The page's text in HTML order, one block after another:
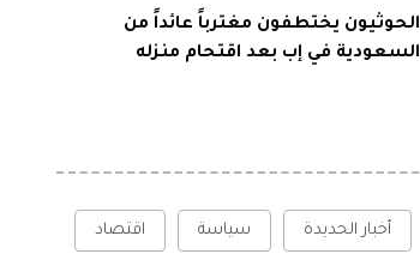
الحوثيون يختطفون مغترباً عائداً من
السعودية في إب بعد اقتحام منزله
أخبار الحديدة سياسة اقتصاد